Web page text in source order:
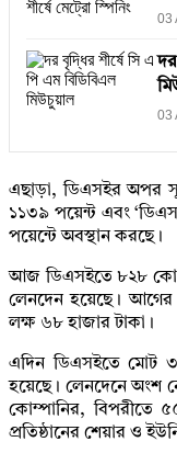
03
দর
03
এছাড়া, ডিএসইর অপর
১১৩৯ পয়েন্ট এবং
পয়েন্টে অবস্থান করছে।
আজ ডিএসইতে ৮২৮
লেনদেন হয়েছে। আগের
লক্ষ ৬৮ হাজার টাকা।
এদিন ডিএসইতে মোট
হয়েছে। লেনদেনে অংশ
কোম্পানির, বিপরীতে
প্রতিষ্ঠানের শেয়ার ও